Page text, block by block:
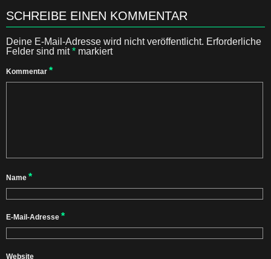
SCHREIBE EINEN KOMMENTAR
Deine E-Mail-Adresse wird nicht veröffentlicht. Erforderliche
Felder sind mit* markiert
Kommentar *
Name *
E-Mail-Adresse *
Website